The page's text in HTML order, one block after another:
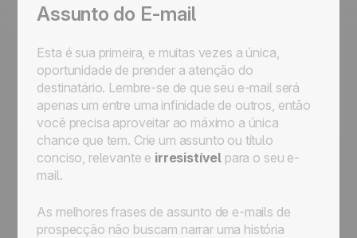
Assunto do E-mail
Esta é sua primeira, e muitas vezes a única,
oportunidade de prender a atenção do
destinatário. Lembre-se de que seu e-mail será
apenas um entre uma infinidade de outros, então
você precisa aproveitar ao máximo a única
chance que tem. Crie um assunto ou título
conciso, relevante e irresistível para o seu e-
mail.
As melhores frases de assunto de e-mails de
prospecção não buscam narrar uma história